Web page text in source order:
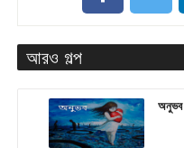
আরও গল্প
অনুভব